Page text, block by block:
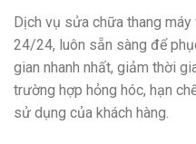
Dịch vụ sửa chữa thang
24/24, luôn sẵn sàng để
gian nhanh nhất, giảm thời
trường hợp hỏng hóc, hạn
sử dụng của khách hàng.